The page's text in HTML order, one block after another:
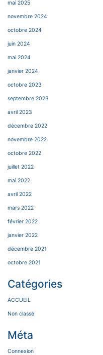
mai 2025
novembre 2024
octobre 2024
juin 2024
mai 2024
janvier 2024
octobre 2023
septembre 2023
avril 2023
décembre 2022
novembre 2022
octobre 2022
juillet 2022
mai 2022
avril 2022
mars 2022
février 2022
janvier 2022
décembre 2021
octobre 2021
Catégories
ACCUEIL
Non classé
Méta
Connexion